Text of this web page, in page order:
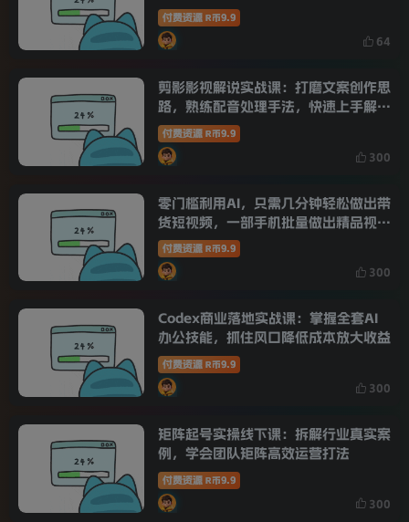
付费资源 R币9.9
64
剪影影视解说实战课：打磨文案创作思
路，熟练配音处理手法，快速上手解说
制作
付费资源 R币9.9
300
零门槛利用AI，只需几分钟轻松做出带
货短视频，一部手机批量做出精品视
频，月入万元
付费资源 R币9.9
300
Codex商业落地实战课：掌握全套AI
办公技能，抓住风口降低成本放大收益
付费资源 R币9.9
300
矩阵起号实操线下课：拆解行业真实案
例，学会团队矩阵高效运营打法
付费资源 R币9.9
300